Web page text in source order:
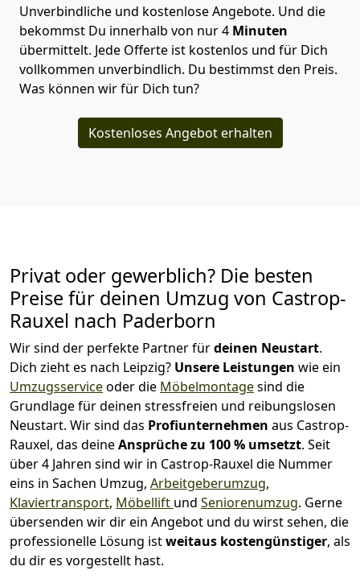
Unverbindliche und kostenlose Angebote. Und die
bekommst Du innerhalb von nur4 Minuten
übermittelt. Jede Offerte ist kostenlos und für Dich
vollkommen unverbindlich. Du bestimmst den Preis.
Was können wir für Dich tun?
Kostenloses Angebot erhalten
Privat oder gewerblich? Die besten
Preise für deinen Umzug von Castrop-
Rauxel nach Paderborn
Wir sind der perfekte Partner fürdeinen Neustart.
Dich zieht es nach Leipzig? Unsere Leistungen wie ein
Umzugsserviceoder die Möbelmontagesind die
Grundlage für deinen stressfreien und reibungslosen
Neustart. Wir sind das Profiunternehmen aus Castrop-
Rauxel, das deineAnsprüche zu 100 % umsetzt. Seit
über 4 Jahren sind wir in Castrop-Rauxel die Nummer
eins in Sachen Umzug, Arbeitgeberumzug,
Klaviertransport, Möbellift und Seniorenumzug. Gerne
übersenden wir dir ein Angebot und du wirst sehen, die
professionelle Lösung istweitaus kostengünstiger, als
du dir es vorgestellt hast.